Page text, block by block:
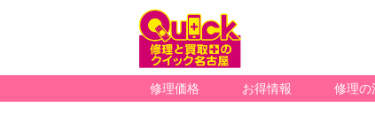
修理価格 お得情報 修理の